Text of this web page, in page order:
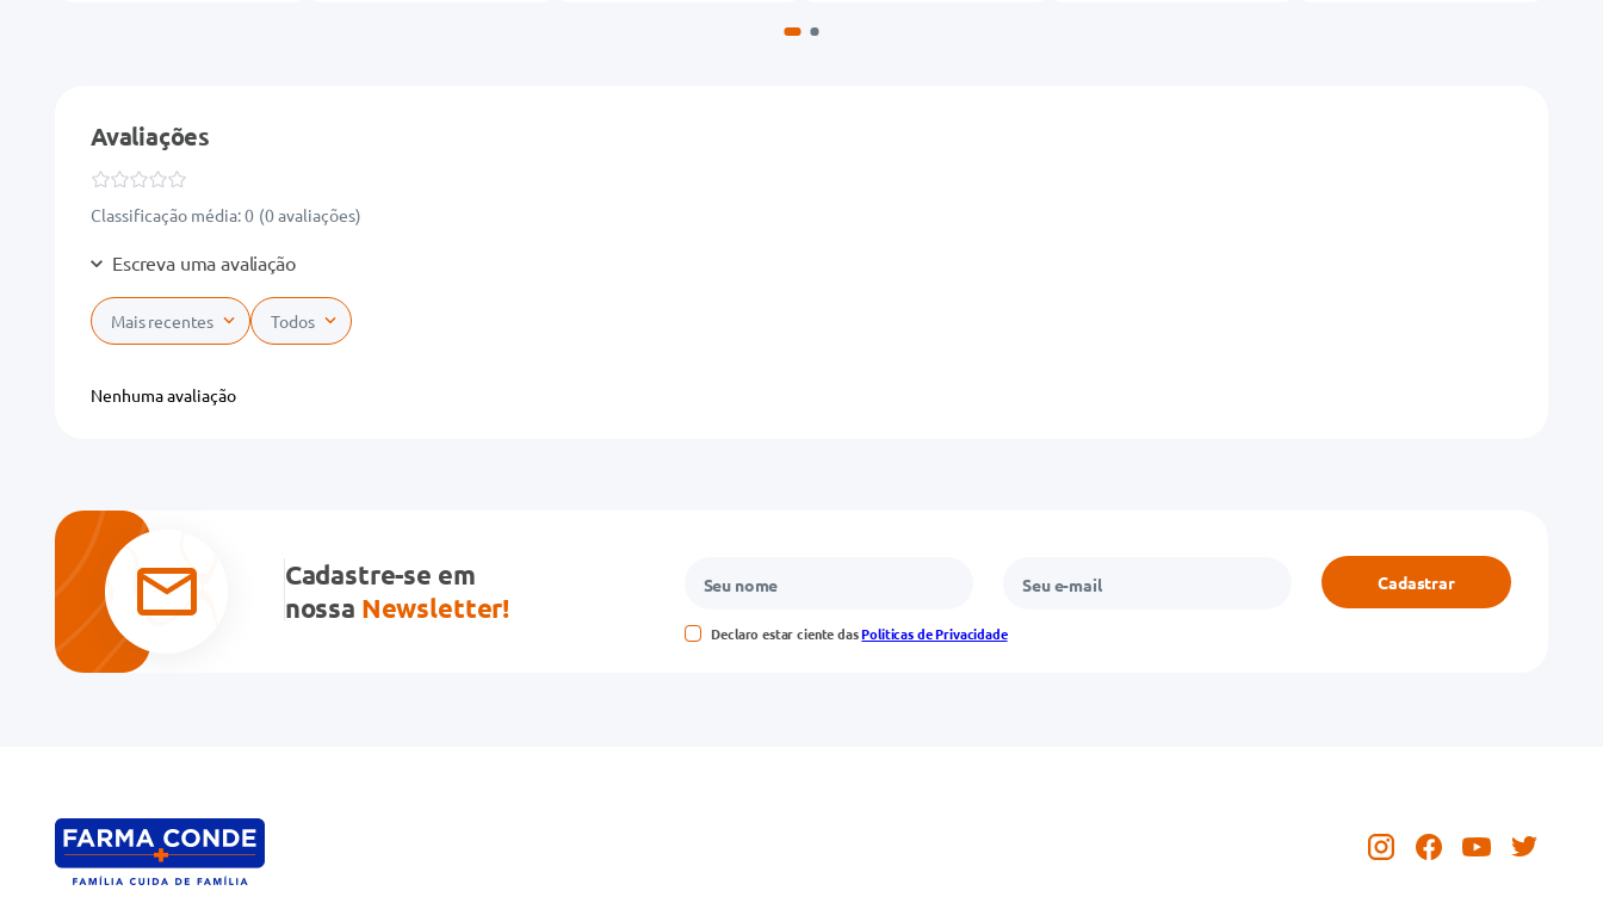
Avaliações
Classificação média: 0 (0 avaliações)
Escreva uma avaliação
Adicionar avaliação
Avalie o produto de 1 a 5 estrelas
★★★
Seu nome
Mais recentes Todos
Nenhuma avaliação
Cadastre-se em
nossa Newsletter!
Declaro estar ciente dasPolíticas de Privacidade
Cadastrar